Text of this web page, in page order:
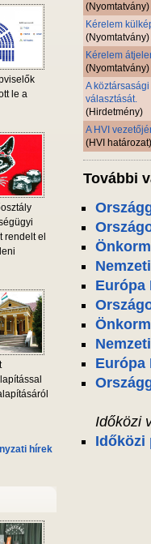
le a
rendelt el
hírek
(Nyomtatvány)
Kérelem
(Nyomtatvány)
Kérelem
(Nyomtatvány)
A
választását.
(Hirdetmény)
A HVI
(HVI határozat)
További
Európa
Európa
Időközi
Időközi